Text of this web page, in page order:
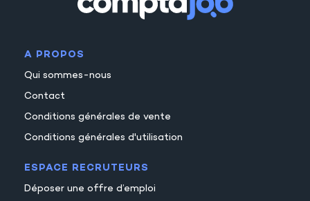
A PROPOS
Qui sommes-nous
Contact
Conditions générales de vente
Conditions générales d'utilisation
ESPACE RECRUTEURS
Déposer une offre d’emploi